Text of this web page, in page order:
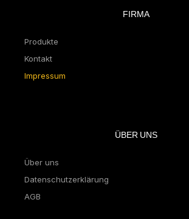
FIRMA
Produkte
Kontakt
Impressum
ÜBER UNS
Über uns
Datenschutzerklärung
AGB